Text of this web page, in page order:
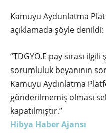
Kamuyu Aydunlatma
açıklamada şöyle denildi:
“TDGYO.E pay sırası
sorumluluk beyanının
Kamuyu Aydınlatma
gönderilmemiş olması
kapatılmıştır.”
Hibya Haber Ajansı